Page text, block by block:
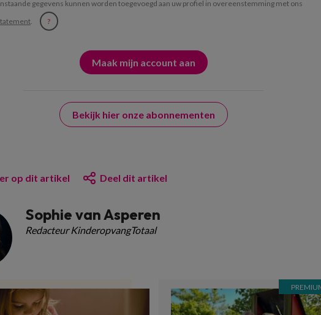
gegevens kunnen worden toegevoegd aan uw profiel in overeenstemming met ons
. ?
Bekijk hier onze abonnementen
op dit artikel Deel dit artikel
Sophie van Asperen
Redacteur KinderopvangTotaal